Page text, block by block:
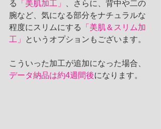
る
「美肌加工」
、さらに、背中や二の
腕など、気になる部分をナチュラルな
程度にスリムにする
「美肌＆スリム加
工」
というオプションもございます。
こういった加工が追加になった場合、
データ納品は約4週間後になります。